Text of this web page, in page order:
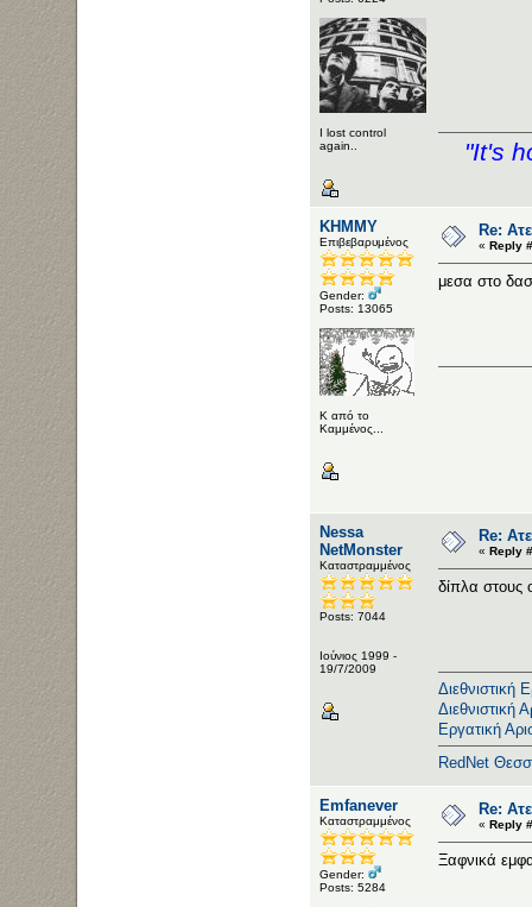
I lost control
again..
"It's
ΚΗΜΜΥ
Επιβεβαρυμένος
Gender:
Posts: 13065
Κ από το
Καμμένος...
Re:
« Reply
μεσα στο
Nessa
NetMonster
Καταστραμμένος
Posts: 7044
Ιούνιος 1999 -
19/7/2009
Re:
« Reply
δίπλα στους
Διεθνιστική
Διεθνιστική
Εργατική
RedNet
Emfanever
Καταστραμμένος
Gender:
Posts: 5284
Re:
« Reply
Ξαφνικά